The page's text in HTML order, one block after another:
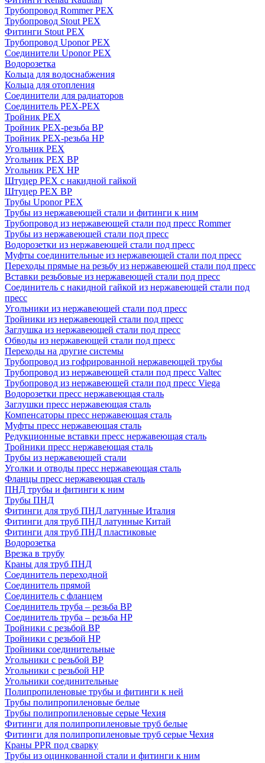
Трубопровод Rommer PEX
Трубопровод Stout PEX
Фитинги Stout PEX
Трубопровод Uponor PEX
Соединители Uponor PEX
Водорозетка
Кольца для водоснабжения
Кольца для отопления
Соединители для радиаторов
Соединитель PEX-PEX
Тройник PEX
Тройник PEX-резьба ВР
Тройник PEX-резьба НР
Угольник PEX
Угольник PEX ВР
Угольник PEX НР
Штуцер PEX c накидной гайкой
Штуцер PEX ВР
Трубы Uponor PEX
Трубы из нержавеющей стали и фитинги к ним
Трубопровод из нержавеющей стали под пресс Rommer
Трубы из нержавеющей стали под пресс
Водорозетки из нержавеющей стали под пресс
Муфты соединительные из нержавеющей стали под пресс
Переходы прямые на резьбу из нержавеющей стали под пресс
Вставки резьбовые из нержавеющей стали под пресс
Соединитель с накидной гайкой из нержавеющей стали под
пресс
Угольники из нержавеющей стали под пресс
Тройники из нержавеющей стали под пресс
Заглушка из нержавеющей стали под пресс
Обводы из нержавеющей стали под пресс
Переходы на другие системы
Трубопровод из гофрированной нержавеющей трубы
Трубопровод из нержавеющей стали под пресс Valtec
Трубопровод из нержавеющей стали под пресс Viega
Водорозетки пресс нержавеющая сталь
Заглушки пресс нержавеющая сталь
Компенсаторы пресс нержавеющая сталь
Муфты пресс нержавеющая сталь
Редукционные вставки пресс нержавеющая сталь
Тройники пресс нержавеющая сталь
Трубы из нержавеющей стали
Уголки и отводы пресс нержавеющая сталь
Фланцы пресс нержавеющая сталь
ПНД трубы и фитинги к ним
Трубы ПНД
Фитинги для труб ПНД латунные Италия
Фитинги для труб ПНД латунные Китай
Фитинги для труб ПНД пластиковые
Водорозетка
Врезка в трубу
Краны для труб ПНД
Соединитель переходной
Соединитель прямой
Соединитель с фланцем
Соединитель труба – резьба ВР
Соединитель труба – резьба НР
Тройники с резьбой ВР
Тройники с резьбой НР
Тройники соединительные
Угольники с резьбой ВР
Угольники с резьбой НР
Угольники соединительные
Полипропиленовые трубы и фитинги к ней
Трубы полипропиленовые белые
Трубы полипропиленовые серые Чехия
Фитинги для полипропиленовые труб белые
Фитинги для полипропиленовые труб серые Чехия
Краны PPR под сварку
Трубы из оцинкованной стали и фитинги к ним